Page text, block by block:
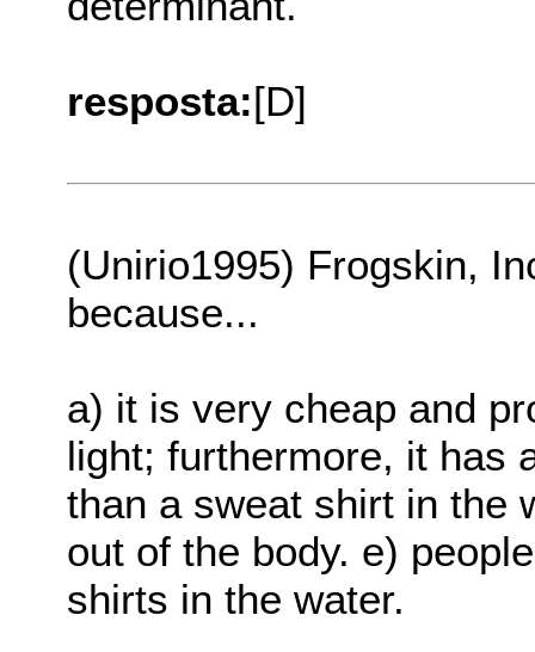
resposta:[D]
(Unirio1995) Frogskin,
because...
a) it is very cheap and
light; furthermore, it has
than a sweat shirt in the
out of the body. e)
shirts in the water.